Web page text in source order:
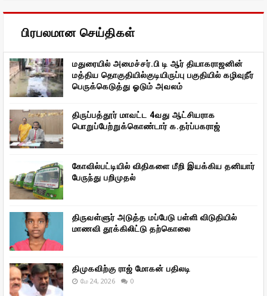
பிரபலமான செய்திகள்
மதுரையில் அமைச்சர்.பி டி ஆர் தியாகராஜனின்
மத்திய தொகுதியில்குடியிருப்பு பகுதியில் கழிவுநீர்
பெருக்கெடுத்து ஓடும் அவலம்
திருப்பத்தூர் மாவட்ட 4வது ஆட்சியராக
பொறுப்பேற்றுக்கொண்டார் க.தர்ப்பகராஜ்
கோவில்பட்டியில் விதிகளை மீறி இயக்கிய தனியார்
பேருந்து பறிமுதல்
திருவள்ளுர் அடுத்த மப்பேடு பள்ளி விடுதியில்
மாணவி தூக்கிலிட்டு தற்கொலை
திமுகவிற்கு ராஜ் மோகன் பதிலடி
மே 24, 2026 0